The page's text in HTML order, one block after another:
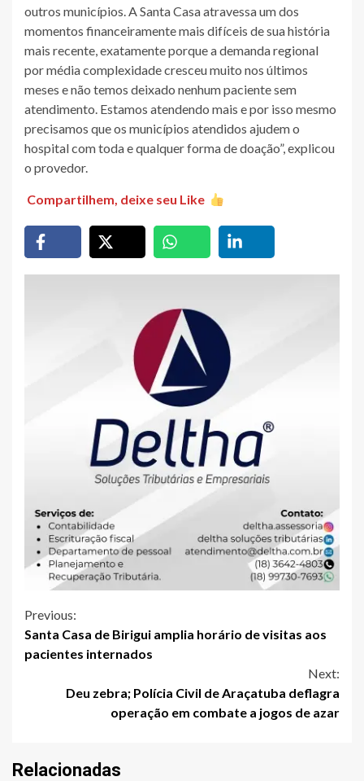
outros municípios. A Santa Casa atravessa um dos
momentos financeiramente mais difíceis de sua história
mais recente, exatamente porque a demanda regional
por média complexidade cresceu muito nos últimos
meses e não temos deixado nenhum paciente sem
atendimento. Estamos atendendo mais e por isso mesmo
precisamos que os municípios atendidos ajudem o
hospital com toda e qualquer forma de doação”, explicou
o provedor.
Compartilhem, deixe seu Like
Continue
Reading
Previous:
Santa Casa de Birigui amplia horário de visitas aos
pacientes internados
Next:
Deu zebra; Polícia Civil de Araçatuba deflagra
operação em combate a jogos de azar
Relacionadas